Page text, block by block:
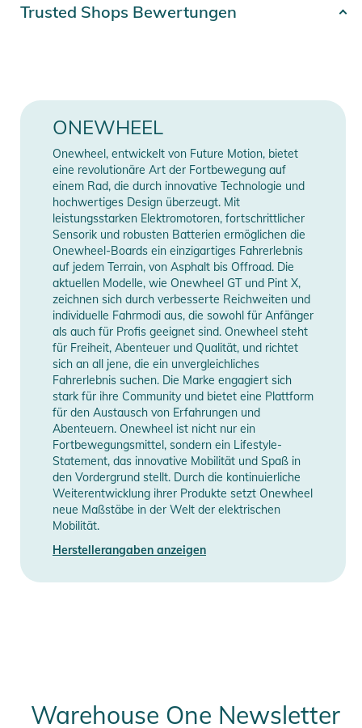
Produktinformationen und
Kompatibilität GT
Manufacturer
Information
Herstellerangaben
anzeigen
Trusted Shops Bewertungen
ONEWHEEL
Onewheel, entwickelt von Future Motion, bietet
eine revolutionäre Art der Fortbewegung auf
einem Rad, die durch innovative Technologie und
hochwertiges Design überzeugt. Mit
leistungsstarken Elektromotoren, fortschrittlicher
Sensorik und robusten Batterien ermöglichen die
Onewheel-Boards ein einzigartiges Fahrerlebnis
auf jedem Terrain, von Asphalt bis Offroad. Die
aktuellen Modelle, wie Onewheel GT und Pint X,
zeichnen sich durch verbesserte Reichweiten und
individuelle Fahrmodi aus, die sowohl für Anfänger
als auch für Profis geeignet sind. Onewheel steht
für Freiheit, Abenteuer und Qualität, und richtet
sich an all jene, die ein unvergleichliches
Fahrerlebnis suchen. Die Marke engagiert sich
stark für ihre Community und bietet eine Plattform
für den Austausch von Erfahrungen und
Abenteuern. Onewheel ist nicht nur ein
Fortbewegungsmittel, sondern ein Lifestyle-
Statement, das innovative Mobilität und Spaß in
den Vordergrund stellt. Durch die kontinuierliche
Weiterentwicklung ihrer Produkte setzt Onewheel
neue Maßstäbe in der Welt der elektrischen
Mobilität.
Herstellerangaben anzeigen
Warehouse One Newsletter